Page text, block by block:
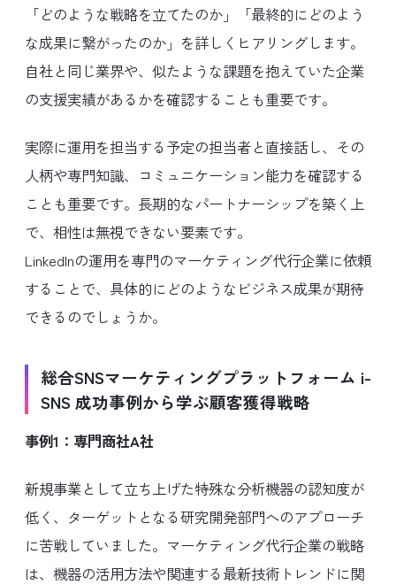
「どのような戦略を立てたのか」「最終的にどのよう
な成果に繋がったのか」を詳しくヒアリングします。
自社と同じ業界や、似たような課題を抱えていた企業
の支援実績があるかを確認することも重要です。
実際に運用を担当する予定の担当者と直接話し、その
人柄や専門知識、コミュニケーション能力を確認する
ことも重要です。長期的なパートナーシップを築く上
で、相性は無視できない要素です。
LinkedInの運用を専門のマーケティング代行企業に依頼
することで、具体的にどのようなビジネス成果が期待
できるのでしょうか。
総合SNSマーケティングプラットフォーム i-
SNS 成功事例から学ぶ顧客獲得戦略
事例1：専門商社A社
新規事業として立ち上げた特殊な分析機器の認知度が
低く、ターゲットとなる研究開発部門へのアプローチ
に苦戦していました。マーケティング代行企業の戦略
は、機器の活用方法や関連する最新技術トレンドに関